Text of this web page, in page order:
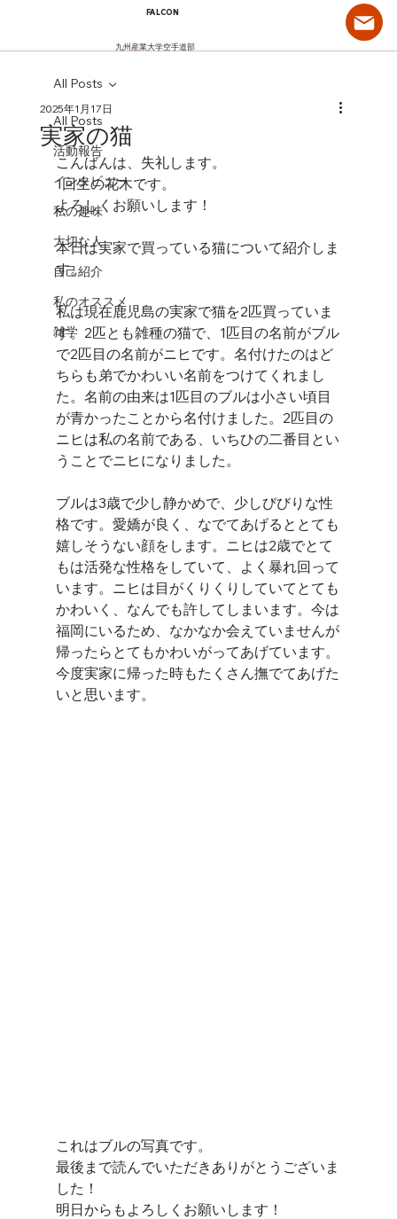
FALCON
九州産業大学空手道部
All Posts
活動報告
インタビュー
私の趣味
大切な人
自己紹介
私のオススメ
雑学
All Posts
実家の猫
2025年1月17日
こんばんは、失礼します。
1回生の花木です。
よろしくお願いします！
本日は実家で買っている猫について紹介しま
す。
私は現在鹿児島の実家で猫を2匹買っていま
す。2匹とも雑種の猫で、1匹目の名前がブル
で2匹目の名前がニヒです。名付けたのはど
ちらも弟でかわいい名前をつけてくれまし
た。名前の由来は1匹目のブルは小さい頃目
が青かったことから名付けました。2匹目の
ニヒは私の名前である、いちひの二番目とい
うことでニヒになりました。
ブルは3歳で少し静かめで、少しびびりな性
格です。愛嬌が良く、なでてあげるととても
嬉しそうない顔をします。ニヒは2歳でとて
もは活発な性格をしていて、よく暴れ回って
います。ニヒは目がくりくりしていてとても
かわいく、なんでも許してしまいます。今は
福岡にいるため、なかなか会えていませんが
帰ったらとてもかわいがってあげています。
今度実家に帰った時もたくさん撫でてあげた
いと思います。
これはブルの写真です。
最後まで読んでいただきありがとうございま
した！
明日からもよろしくお願いします！